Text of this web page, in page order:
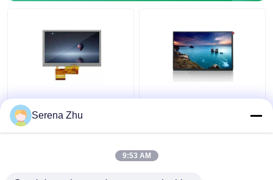
Noten-
Bildschirmanzeige
AT050TN34 V.1 67Pins
10.1 Zoll 1280x800
1280x800
Serena Zhu
9:53 AM